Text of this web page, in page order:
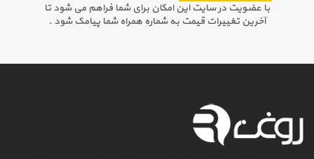
با عضویت در سایت این امکان برای شما فراهم می شود تا
آخرین تغییرات قیمت به شماره همراه شما پیامک شود .